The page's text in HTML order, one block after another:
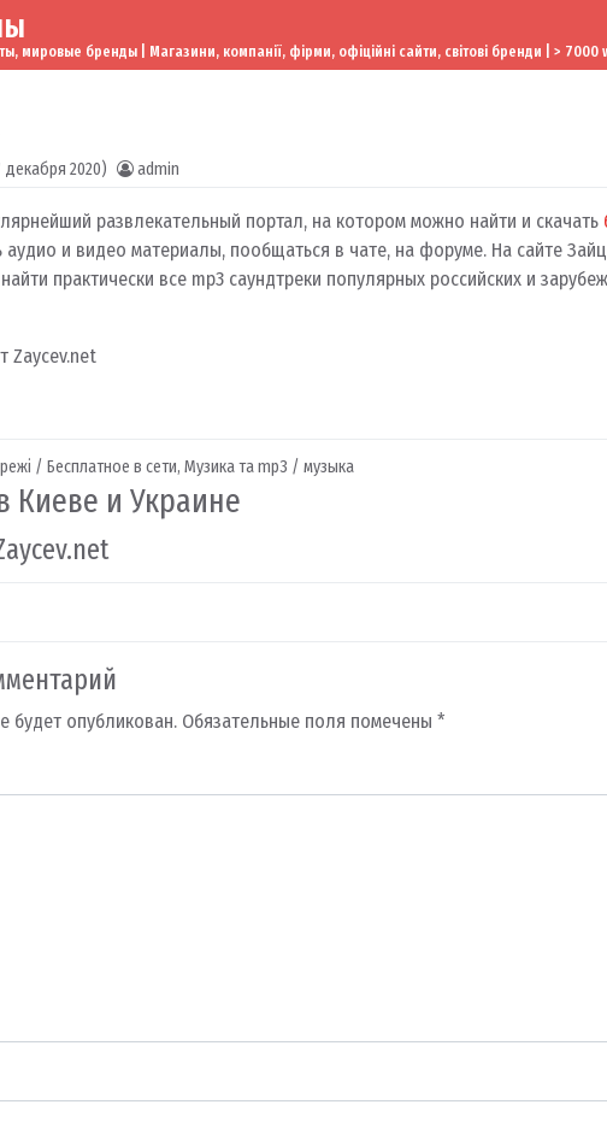
мировые бренды | Магазини, компанії, фірми, офіційні сайти, світові бренди | > 7000
декабря 2020) admin
развлекательный портал, на котором можно найти и скачать
и видео материалы, пообщаться в чате, на форуме. На сайте
практически все mp3 саундтреки популярных российских и
Zaycev.net
/ Бесплатное в сети, Музика та mp3 / музыка
Киеве и Украине
будет опубликован. Обязательные поля помечены *